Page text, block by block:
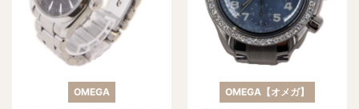
OMEGA OMEGA【オメガ】